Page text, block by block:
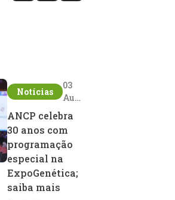
Notícias
03
Aug
ANCP celebra
30 anos com
programação
especial na
ExpoGenética;
saiba mais